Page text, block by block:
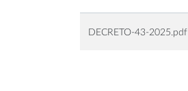
DECRETO-43-2025.pdf